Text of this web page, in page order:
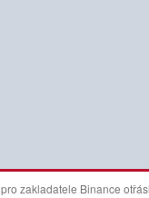
zakladatele Binance